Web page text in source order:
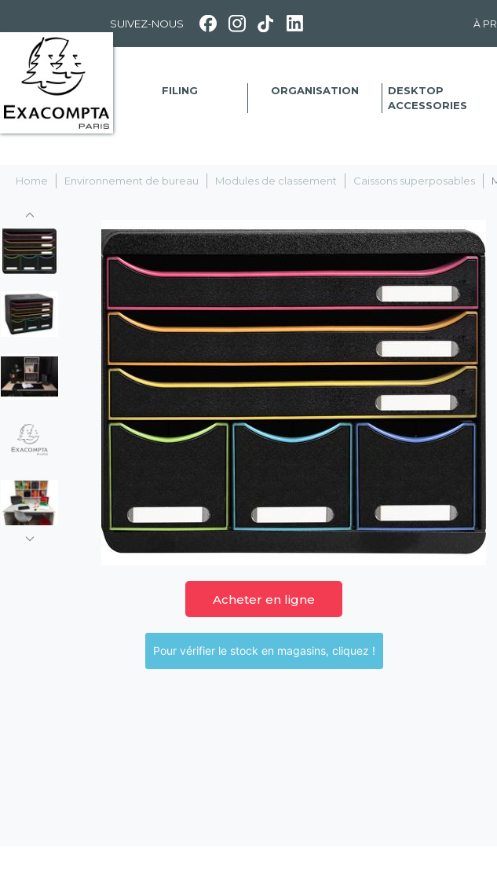
SUIVEZ-NOUS À
FILING ORGANISATION
DESKTOP
ACCESSORIES
Home Environnement de bureau Modules de classement Caissons superposables
Acheter en ligne
Pour vérifier le stock en magasins, cliquez !